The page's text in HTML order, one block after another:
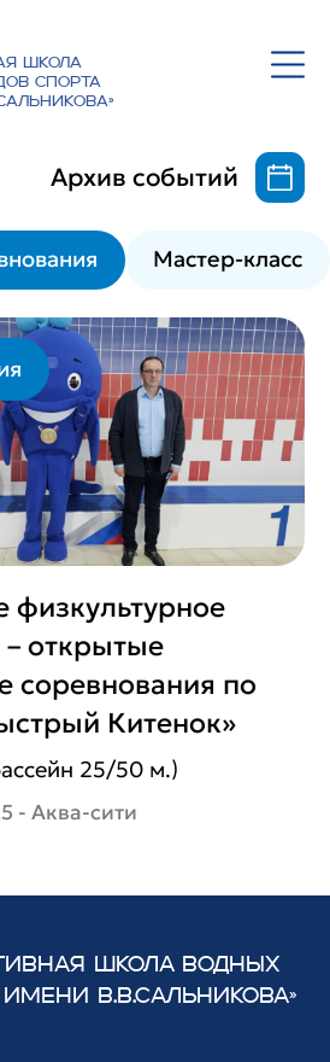
школа
спорта
Архив событий
Мастер-класс
открытые
соревнования по
Китенок»
25/50 м.)
- Аква-сити
ШКОЛА ВОДНЫХ
ИМЕНИ В.В.САЛЬНИКОВА»